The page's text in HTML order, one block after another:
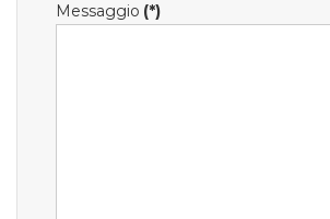
Messaggio (*)